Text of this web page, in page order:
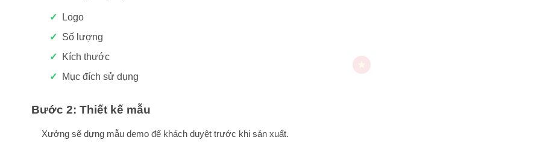
Logo
Số lượng
Kích thước
Mục đích sử dụng
Bước 2: Thiết kế mẫu
Xưởng sẽ dựng mẫu demo để khách duyệt trước khi sản xuất.